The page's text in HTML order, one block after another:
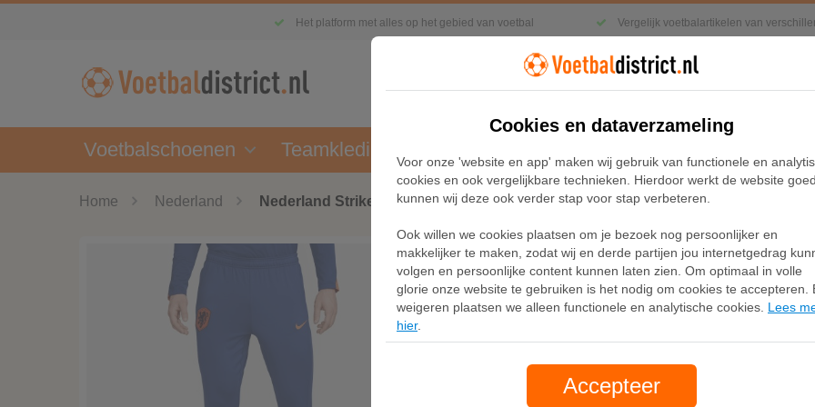
Het platform met alles op het gebied van voetbal Vergelijk voetbalartikelen van
Voetbalschoenen Teamkleding
Home Nederland Nederland Strike Nike Dri-FIT knit voetbalbroek voor heren - Blauw
Nederland Strike Nike
voetbalbroek voor
Cookies en dataverzameling
Voor onze 'website en app' maken wij gebruik van functionele en
cookies en ook vergelijkbare technieken. Hierdoor werkt de website
kunnen wij deze ook verder stap voor stap verbeteren.
Ook willen we cookies plaatsen om je bezoek nog persoonlijker en
makkelijker te maken, zodat wij en derde partijen jou internetgedrag
volgen en persoonlijke content kunnen laten zien. Om optimaal in volle
glorie onze website te gebruiken is het nodig om cookies te accepteren.
weigeren plaatsen we alleen functionele en analytische cookies. Lees
hier.
Accepteer